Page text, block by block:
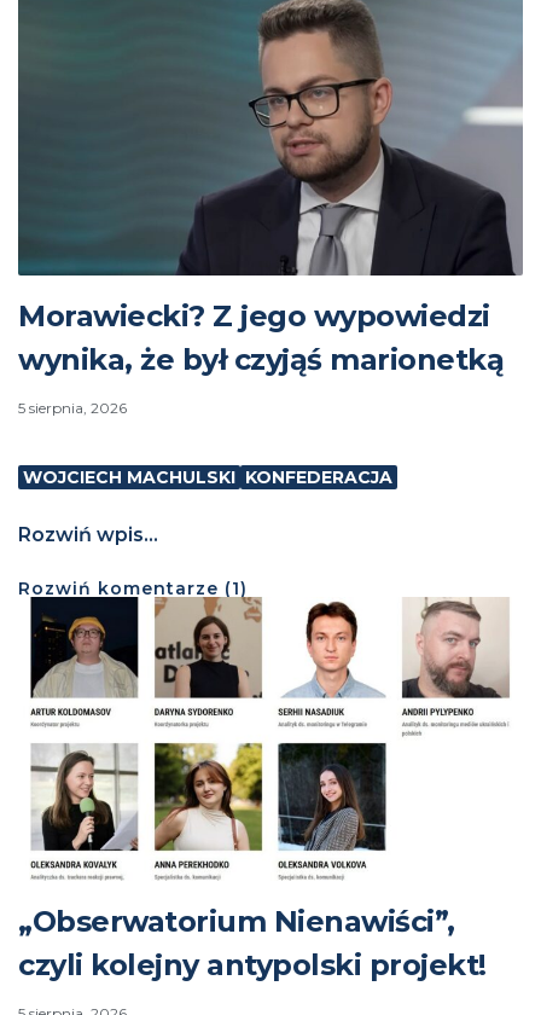
Morawiecki? Z jego wypowiedzi
wynika, że był czyjąś marionetką
5 sierpnia, 2026
WOJCIECH MACHULSKI KONFEDERACJA
Rozwiń wpis...
Rozwiń komentarze (1)
„Obserwatorium Nienawiści”,
czyli kolejny antypolski projekt!